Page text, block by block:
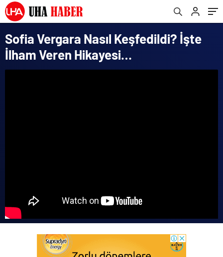
Sofia Vergara Nasıl Keşfedildi? İşte
İlham Veren Hikayesi…